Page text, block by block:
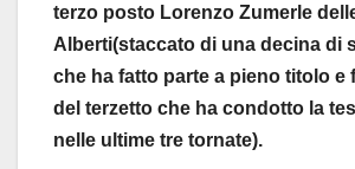
terzo posto Lorenzo Zumerle
Alberti(staccato di una decina di
che ha fatto parte a pieno titolo e
del terzetto che ha condotto la
nelle ultime tre tornate).